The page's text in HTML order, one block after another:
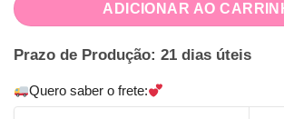
ADICIONAR AO
Prazo de Produção: 21 dias úteis
Quero saber o frete: